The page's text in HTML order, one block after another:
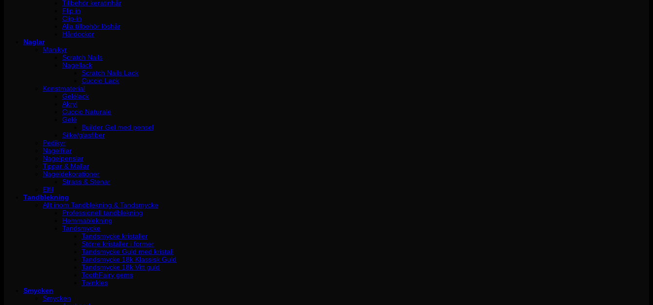
Tillbehör keratinhår
Flip in
Clip-in
Alla tillbehör löshår
Hårdockor
Naglar
Manikyr
Scratch Nails
Nagellack
Scratch Nails Lack
Cuccio Lack
Konstmaterial
Gelélack
Akryl
Cuccio Naturale
Gelé
Builder Gel med pensel
Silke/glasfiber
Pedikyr
Nagelfilar
Nagelpenslar
Tippar & Mallar
Nageldekorationer
Strass & Stenar
Elfil
Tandblekning
Allt inom Tandblekning & Tandsmycke
Professionell tandblekning
Hemmablekning
Tandsmycke
Tandsmycke kristaller
Större kristaller i former
Tandsmycke Guld med kristall
Tandsmycke 18k Klassisk Guld
Tandsmycke 18k Vitt guld
ToothFairy gems
Twinkles
Smycken
Smycken